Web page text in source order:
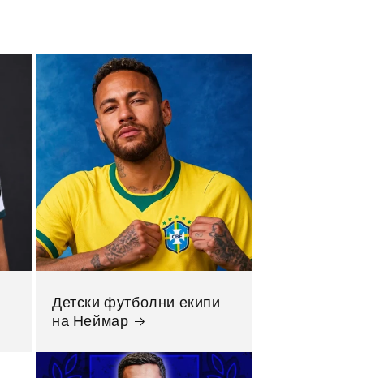
Детски футболни екипи
на Неймар